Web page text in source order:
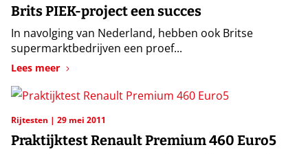
Brits PIEK-project een succes
In navolging van Nederland, hebben ook Britse
supermarktbedrijven een proef...
Lees meer
Rijtesten 29 mei 2011
Praktijktest Renault Premium 460 Euro5